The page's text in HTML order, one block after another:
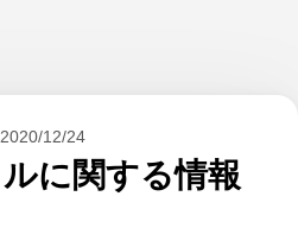
2020/12/24
に関する情報